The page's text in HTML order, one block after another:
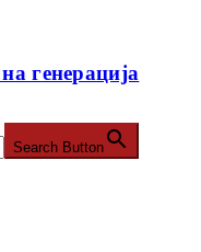
генерација
Search Button